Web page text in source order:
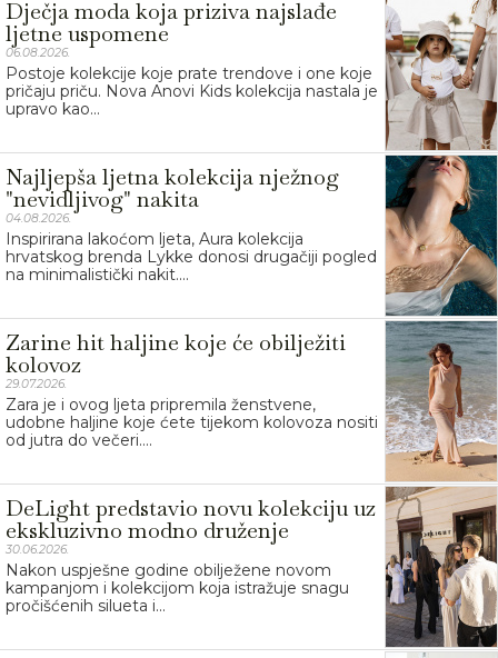
Dječja moda koja priziva najslađe
ljetne uspomene
06.08.2026.
Postoje kolekcije koje prate trendove i one koje
pričaju priču. Nova Anovi Kids kolekcija nastala je
upravo kao...
Najljepša ljetna kolekcija nježnog
"nevidljivog" nakita
04.08.2026.
Inspirirana lakoćom ljeta, Aura kolekcija
hrvatskog brenda Lykke donosi drugačiji pogled
na minimalistički nakit....
Zarine hit haljine koje će obilježiti
kolovoz
29.07.2026.
Zara je i ovog ljeta pripremila ženstvene,
udobne haljine koje ćete tijekom kolovoza nositi
od jutra do večeri....
DeLight predstavio novu kolekciju uz
ekskluzivno modno druženje
30.06.2026.
Nakon uspješne godine obilježene novom
kampanjom i kolekcijom koja istražuje snagu
pročišćenih silueta i...